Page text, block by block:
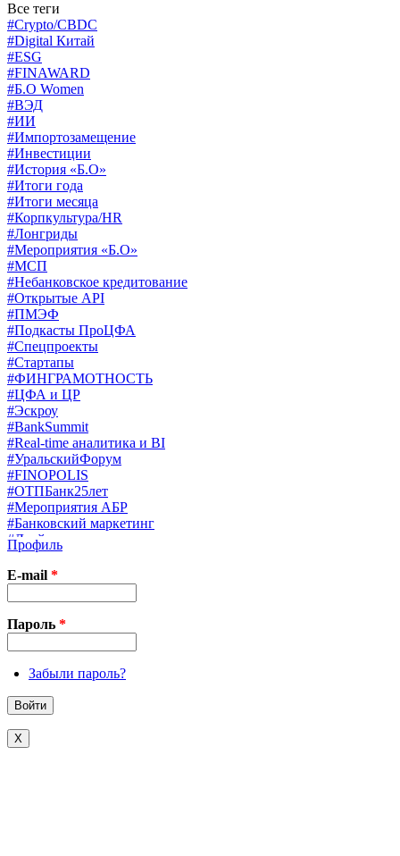
Все теги
#Crypto/CBDC
#Digital Китай
#ESG
#FINAWARD
#Б.О Women
#ВЭД
#ИИ
#Импортозамещение
#Инвестиции
#История «Б.О»
#Итоги года
#Итоги месяца
#Корпкультура/HR
#Лонгриды
#Мероприятия «Б.О»
#МСП
#Небанковское кредитование
#Открытые API
#ПМЭФ
#Подкасты ПроЦФА
#Спецпроекты
#Стартапы
#ФИНГРАМОТНОСТЬ
#ЦФА и ЦР
#Эскроу
#BankSummit
#Real-time аналитика и BI
#УральскийФорум
#FINOPOLIS
#ОТПБанк25лет
#Мероприятия АБР
#Банковский маркетинг
#Драйверы страхования
#Финконгресс ЦБ
#PB&WM
#UX/CX
#Экосистемы
X
Профиль
E-mail *
Пароль *
Забыли пароль?
X